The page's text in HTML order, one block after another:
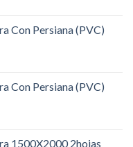
Con Persiana (PVC)
Con Persiana (PVC)
1500X2000 2hojas